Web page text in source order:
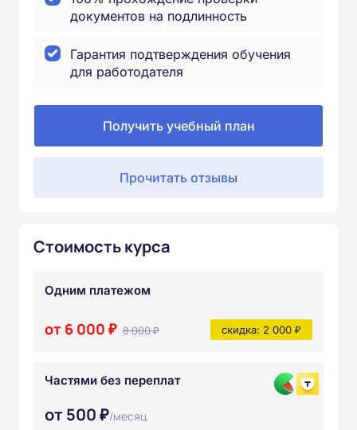
документов на подлинность
Гарантия подтверждения обучения
для работодателя
Получить учебный план
Прочитать отзывы
Стоимость курса
Одним платежом
от 6 000 ₽ 8 000 ₽ скидка: 2 000 ₽
Частями без переплат
от 500 ₽/месяц